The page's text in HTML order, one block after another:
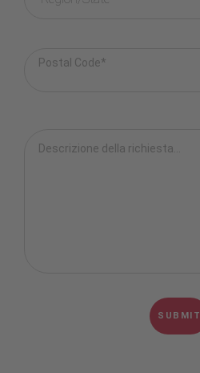
Postal Code*
Descrizione della richiesta...
SUBMIT